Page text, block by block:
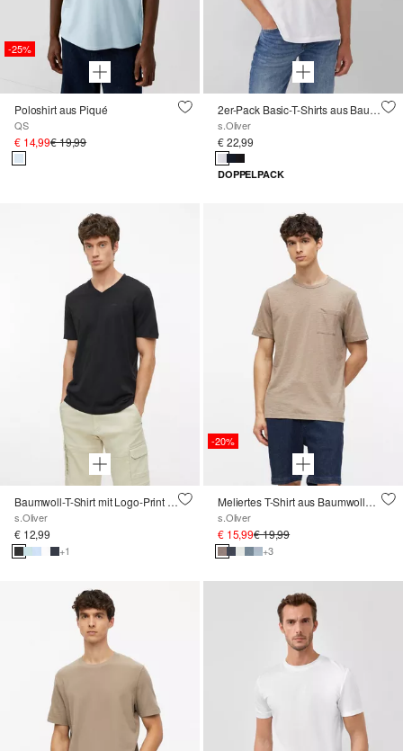
-25%
Poloshirt aus Piqué
QS
€ 14,99€ 19,99
2er-Pack Basic-T-Shirts aus Baumwolle
s.Oliver
€ 22,99
DOPPELPACK
Baumwoll-T-Shirt mit Logo-Print und V-Neck
s.Oliver
€ 12,99
+1
-20%
Meliertes T-Shirt aus Baumwollmix mit Brusttasche
s.Oliver
€ 15,99€ 19,99
+3